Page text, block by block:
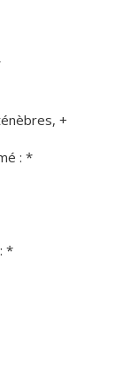
+
: *
*